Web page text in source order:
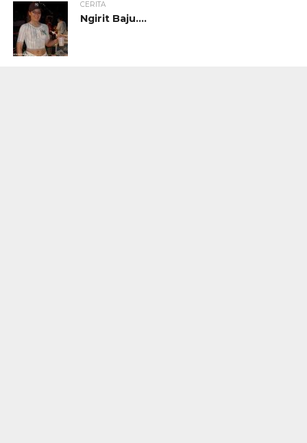
CERITA
Ngirit Baju….